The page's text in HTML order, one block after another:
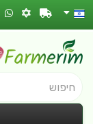
חיפוש